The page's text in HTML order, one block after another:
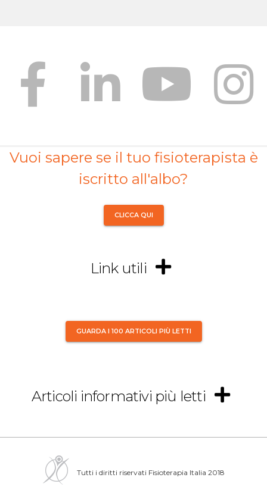
Vuoi sapere se il tuo fisioterapista è
iscritto all'albo?
CLICCA QUI
Link utili
GUARDA I 100 ARTICOLI PIÙ LETTI
Articoli informativi più letti
Tutti i diritti riservati Fisioterapia Italia 2018